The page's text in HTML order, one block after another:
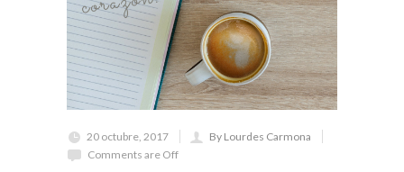
20 octubre, 2017
By Lourdes Carmona
Comments are Off